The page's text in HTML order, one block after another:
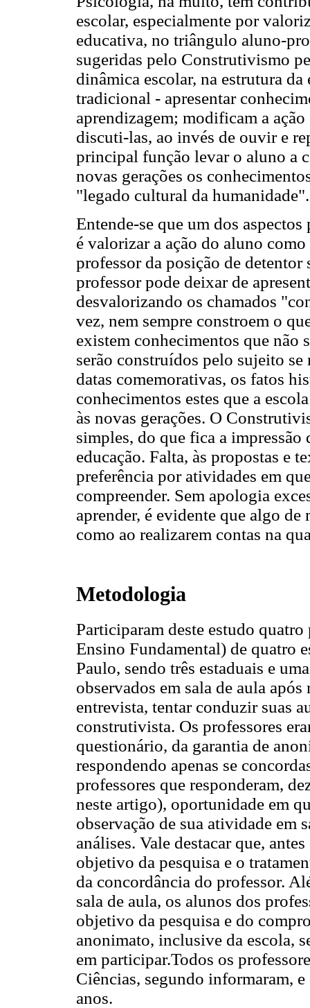
escolar, especialmente por
educativa, no triângulo aluno-
sugeridas pelo Construtivismo
dinâmica escolar, na estrutura
tradicional - apresentar
aprendizagem; modificam a
discuti-las, ao invés de ouvir e
principal função levar o aluno a
novas gerações os
"legado cultural da humanidade".
Entende-se que um dos
é valorizar a ação do aluno
professor da posição de
professor pode deixar de
desvalorizando os chamados
vez, nem sempre constroem o
existem conhecimentos que
serão construídos pelo sujeito se
datas comemorativas, os fatos
conhecimentos estes que a
às novas gerações. O
simples, do que fica a impressão
educação. Falta, às propostas e
preferência por atividades em
compreender. Sem apologia
aprender, é evidente que algo
como ao realizarem contas na
Metodologia
Participaram deste estudo
Ensino Fundamental) de quatro
Paulo, sendo três estaduais e
observados em sala de aula
entrevista, tentar conduzir suas
construtivista. Os professores
questionário, da garantia de
respondendo apenas se
professores que responderam,
neste artigo), oportunidade em
observação de sua atividade em
análises. Vale destacar que,
objetivo da pesquisa e o
da concordância do professor.
sala de aula, os alunos dos
objetivo da pesquisa e do
anonimato, inclusive da escola,
em participar.Todos os
Ciências, segundo informaram,
anos.